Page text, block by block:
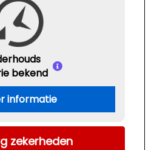
bekend
informatie
zekerheden